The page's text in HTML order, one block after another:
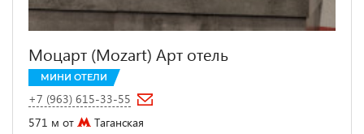
Моцарт (Mozart) Арт отель
МИНИ ОТЕЛИ
+7 (963) 615-33-55
571 м от
Таганская